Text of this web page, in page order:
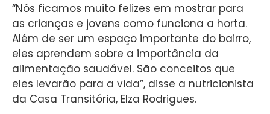
“Nós ficamos muito felizes em mostrar para
as crianças e jovens como funciona a horta.
Além de ser um espaço importante do bairro,
eles aprendem sobre a importância da
alimentação saudável. São conceitos que
eles levarão para a vida”, disse a nutricionista
da Casa Transitória, Elza Rodrigues.